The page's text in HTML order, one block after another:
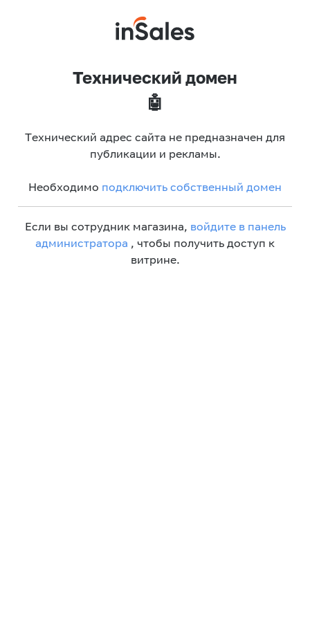
Технический домен
🤖
Технический адрес сайта не предназначен для
публикации и рекламы.
Необходимо подключить собственный домен
Если вы сотрудник магазина, войдите в панель
администратора , чтобы получить доступ к
витрине.